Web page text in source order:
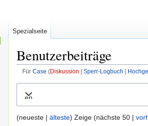
Benutzerbeiträge
Für Case Diskussion Sperr-Logbuch
Navigation
Suche
Ausklappen
(neueste | älteste) Zeige (nächste 50 |
Spezialseite